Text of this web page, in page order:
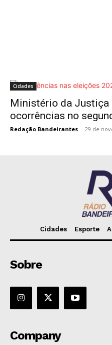
Cidades
Ministério da Justiça
ocorrências no
Redação Bandeirantes - 29 de
Cidades Esporte
Sobre
Company